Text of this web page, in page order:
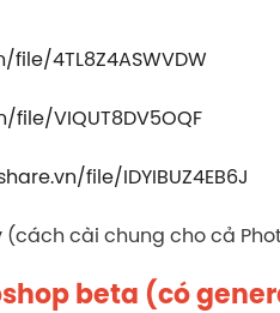
file/4TL8Z4ASWVDW
file/VIQUT8DV5OQF
file/IDYIBUZ4EB6J
(cách cài chung cho cả
beta (có